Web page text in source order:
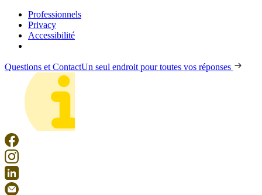
Professionnels
Privacy
Accessibilité
Questions et ContactUn seul endroit pour toutes vos réponses